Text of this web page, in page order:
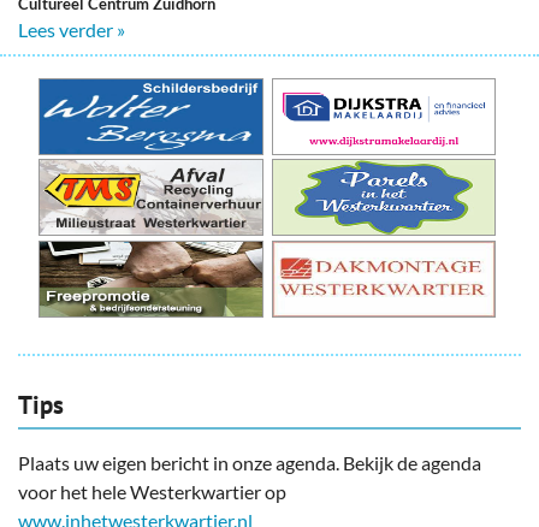
Lees verder »
Tips
Plaats uw eigen bericht in onze agenda. Bekijk de agenda
voor het hele Westerkwartier op
www.inhetwesterkwartier.nl